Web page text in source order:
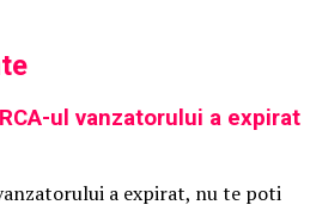
ul vanzatorului a expirat
a expirat, nu te poti